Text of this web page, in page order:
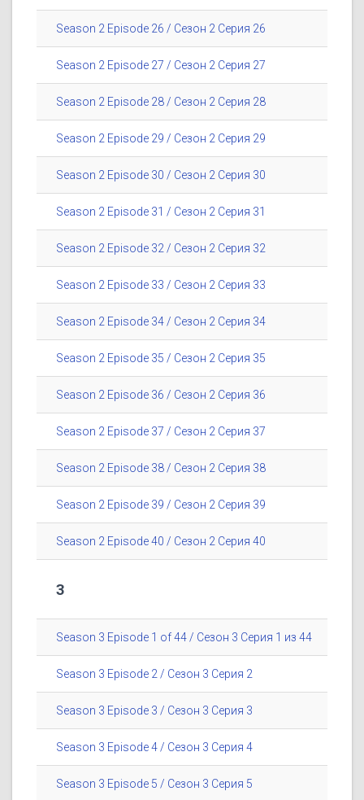
Season 2 Episode 26 / Сезон 2 Серия 26
Season 2 Episode 27 / Сезон 2 Серия 27
Season 2 Episode 28 / Сезон 2 Серия 28
Season 2 Episode 29 / Сезон 2 Серия 29
Season 2 Episode 30 / Сезон 2 Серия 30
Season 2 Episode 31 / Сезон 2 Серия 31
Season 2 Episode 32 / Сезон 2 Серия 32
Season 2 Episode 33 / Сезон 2 Серия 33
Season 2 Episode 34 / Сезон 2 Серия 34
Season 2 Episode 35 / Сезон 2 Серия 35
Season 2 Episode 36 / Сезон 2 Серия 36
Season 2 Episode 37 / Сезон 2 Серия 37
Season 2 Episode 38 / Сезон 2 Серия 38
Season 2 Episode 39 / Сезон 2 Серия 39
Season 2 Episode 40 / Сезон 2 Серия 40
3
Season 3 Episode 1 of 44 / Сезон 3 Серия 1 из 44
Season 3 Episode 2 / Сезон 3 Серия 2
Season 3 Episode 3 / Сезон 3 Серия 3
Season 3 Episode 4 / Сезон 3 Серия 4
Season 3 Episode 5 / Сезон 3 Серия 5